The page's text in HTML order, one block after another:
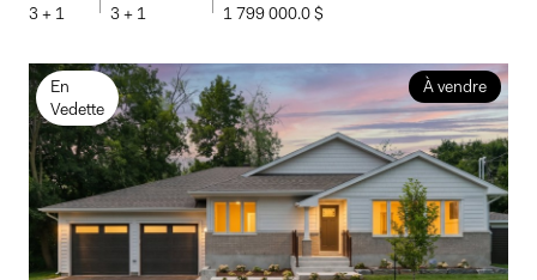
3 + 1 3 + 1 1 799 000.0 $
À vendre
En
Vedette